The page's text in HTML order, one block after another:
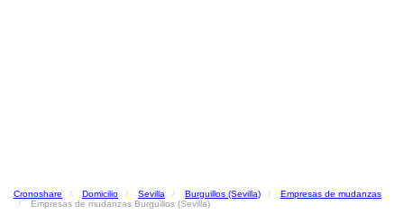
Cronoshare Domicilio Sevilla Burguillos (Sevilla)
Empresas de mudanzas
Empresas de mudanzas Burguillos (Sevilla)